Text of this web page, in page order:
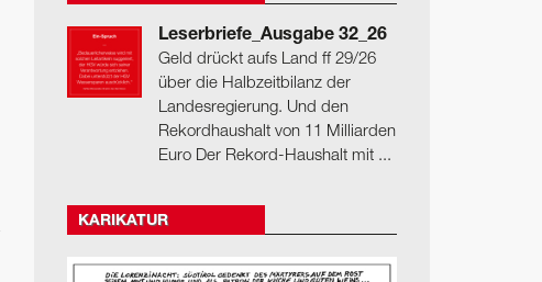
Leserbriefe_Ausgabe 32_26
Geld drückt aufs Land ff 29/26
über die Halbzeitbilanz der
Landesregierung. Und den
Rekordhaushalt von 11 Milliarden
Euro Der Rekord-Haushalt mit ...
KARIKATUR